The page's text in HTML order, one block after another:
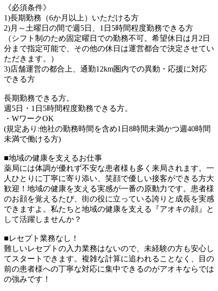
《必須条件》
1)長期勤務（6か月以上）いただける方
2)月～土曜日の間で週5日、1日5時間程度勤務できる方
（シフト制のため固定曜日での勤務不可。希望休日は月2日
分まで指定可能で、その他の休日は運営都合で決定させてい
ただきます。）
3)店舗運営の都合上、通勤12km圏内での異動・応援に対応
できる方
長期勤務できる方。
週5日・1日5時間程度勤務できる方。
・WワークOK
(規定あり:他社の勤務時間を含め1日8時間未満かつ週40時間
未満で働ける方)
■地域の健康を支えるお仕事
薬局には体調が優れず不安な患者様も多く来局されます。一
人ひとりに丁寧に寄り添い、笑顔で優しい接客ができる方大
歓迎！地域の健康を支える実感が一番の原動力です。患者様
のお顔を覚えるたび、街の役に立っている誇りと成長を実感
できますよ。私たちと地域の健康を支える『アオキの顔』と
して活躍しませんか？
■レセプト業務なし！
難しいレセプトの入力業務はないので、未経験の方も安心し
てスタートできます。複雑な計算に追われることなく、目の
前の患者様への丁寧な対応に集中できるのがアオキならでは
の強みです！